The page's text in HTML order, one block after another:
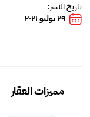
تاريخ النشر:
٢٩ يوليو ٢٠٢١
مميزات العقار